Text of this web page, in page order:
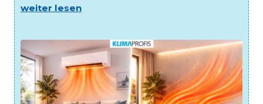
weiter lesen